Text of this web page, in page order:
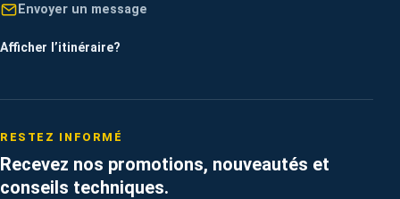
Envoyer un message
Afficher l’itinéraire?
RESTEZ INFORMÉ
Recevez nos promotions, nouveautés et
conseils techniques.